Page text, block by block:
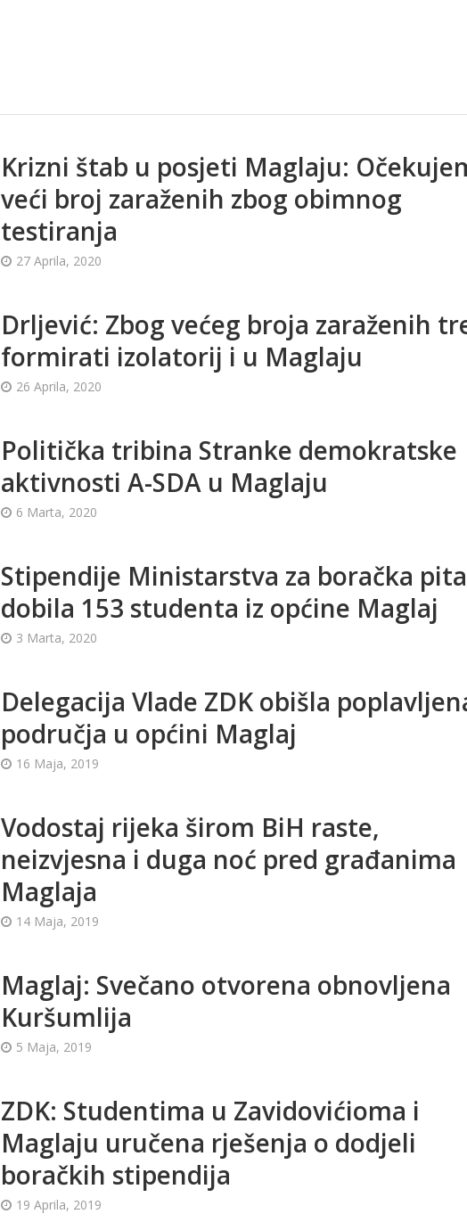
Krizni štab u posjeti Maglaju:
veći broj zaraženih zbog obimnog
testiranja
27 Aprila, 2020
Drljević: Zbog većeg broja zaraženih
formirati izolatorij i u Maglaju
26 Aprila, 2020
Politička tribina Stranke demokratske
aktivnosti A-SDA u Maglaju
6 Marta, 2020
Stipendije Ministarstva za boračka
dobila 153 studenta iz općine Maglaj
3 Marta, 2020
Delegacija Vlade ZDK obišla
područja u općini Maglaj
16 Maja, 2019
Vodostaj rijeka širom BiH raste,
neizvjesna i duga noć pred građanima
Maglaja
14 Maja, 2019
Maglaj: Svečano otvorena obnovljena
Kuršumlija
5 Maja, 2019
ZDK: Studentima u Zavidovićioma i
Maglaju uručena rješenja o dodjeli
boračkih stipendija
19 Aprila, 2019